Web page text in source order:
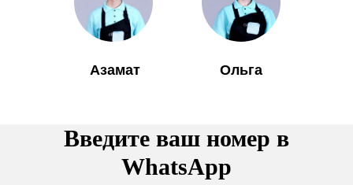
Азамат Ольга
Введите ваш номер в
WhatsApp